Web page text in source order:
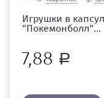
Игрушки в
"Покемонболл"...
7,88 Р